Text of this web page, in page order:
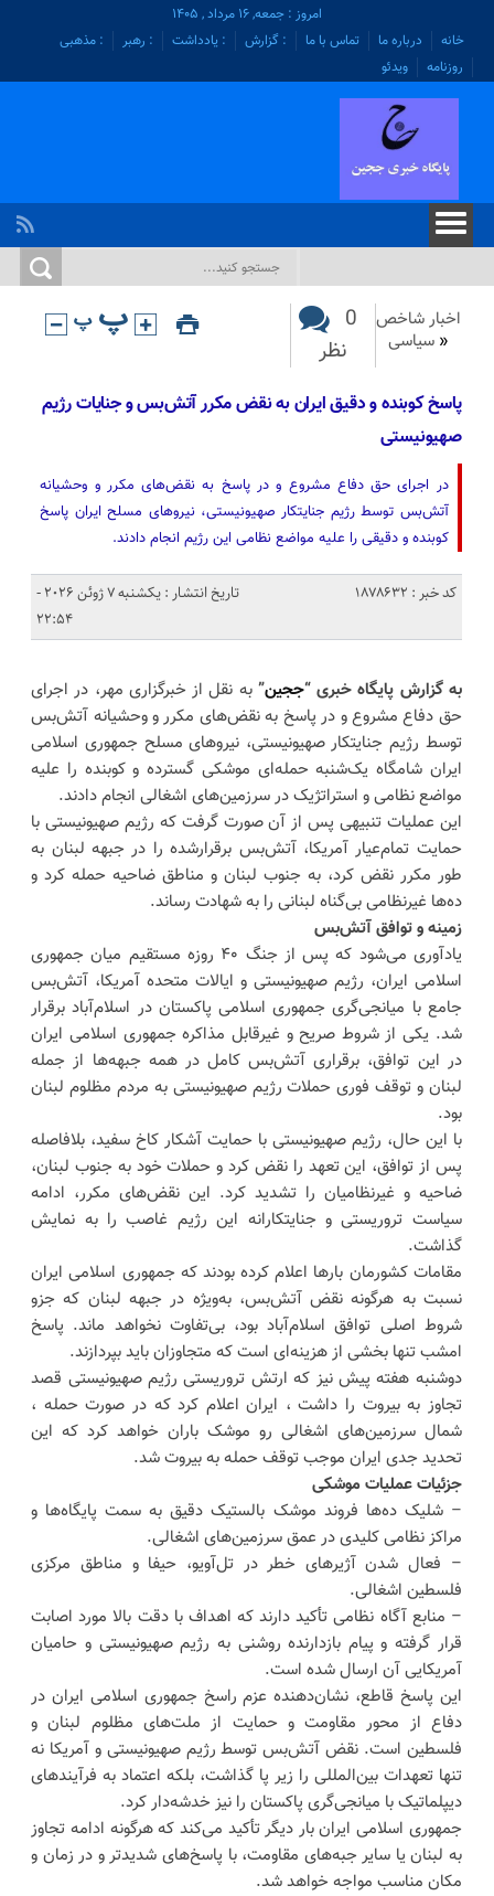
امروز : جمعه, ۱۶ مرداد , ۱۴۰۵
خانه
درباره ما تماس با ما : گزارش : یادداشت : رهبر
: مذهبی
روزنامه
ویدئو
اخبار شاخص
« سیاسی
0
نظر
پاسخ کوبنده و دقیق ایران به نقض مکرر آتش‌بس و جنایات رژیم
صهیونیستی
در اجرای حق دفاع مشروع و در پاسخ به نقض‌های مکرر و وحشیانه
آتش‌بس توسط رژیم جنایتکار صهیونیستی، نیروهای مسلح ایران پاسخ
کوبنده و دقیقی را علیه مواضع نظامی این رژیم انجام دادند.
کد خبر : 1878632
تاریخ انتشار : یکشنبه 7 ژوئن 2026 -
22:54
به گزارش پایگاه خبری “ججین”به نقل از خبرگزاری مهر، در اجرای
حق دفاع مشروع و در پاسخ به نقض‌های مکرر و وحشیانه آتش‌بس
توسط رژیم جنایتکار صهیونیستی، نیروهای مسلح جمهوری اسلامی
ایران شامگاه یک‌شنبه حمله‌ای موشکی گسترده و کوبنده را علیه
مواضع نظامی و استراتژیک در سرزمین‌های اشغالی انجام دادند.
این عملیات تنبیهی پس از آن صورت گرفت که رژیم صهیونیستی با
حمایت تمام‌عیار آمریکا، آتش‌بس برقرارشده را در جبهه لبنان به
طور مکرر نقض کرد، به جنوب لبنان و مناطق ضاحیه حمله کرد و
ده‌ها غیرنظامی بی‌گناه لبنانی را به شهادت رساند.
زمینه و توافق آتش‌بس
یادآوری می‌شود که پس از جنگ ۴۰ روزه مستقیم میان جمهوری
اسلامی ایران، رژیم صهیونیستی و ایالات متحده آمریکا، آتش‌بس
جامع با میانجی‌گری جمهوری اسلامی پاکستان در اسلام‌آباد برقرار
شد. یکی از شروط صریح و غیرقابل مذاکره جمهوری اسلامی ایران
در این توافق، برقراری آتش‌بس کامل در همه جبهه‌ها از جمله
لبنان و توقف فوری حملات رژیم صهیونیستی به مردم مظلوم لبنان
بود.
با این حال، رژیم صهیونیستی با حمایت آشکار کاخ سفید، بلافاصله
پس از توافق، این تعهد را نقض کرد و حملات خود به جنوب لبنان،
ضاحیه و غیرنظامیان را تشدید کرد. این نقض‌های مکرر، ادامه
سیاست تروریستی و جنایتکارانه این رژیم غاصب را به نمایش
گذاشت.
مقامات کشورمان بارها اعلام کرده بودند که جمهوری اسلامی ایران
نسبت به هرگونه نقض آتش‌بس، به‌ویژه در جبهه لبنان که جزو
شروط اصلی توافق اسلام‌آباد بود، بی‌تفاوت نخواهد ماند. پاسخ
امشب تنها بخشی از هزینه‌ای است که متجاوزان باید بپردازند.
دوشنبه هفته پیش نیز که ارتش تروریستی رژیم صهیونیستی قصد
تجاوز به بیروت را داشت ، ایران اعلام کرد که در صورت حمله ،
شمال سرزمین‌های اشغالی رو موشک باران خواهد کرد که این
تحدید جدی ایران موجب توقف حمله به بیروت شد.
جزئیات عملیات موشکی
– شلیک ده‌ها فروند موشک بالستیک دقیق به سمت پایگاه‌ها و
مراکز نظامی کلیدی در عمق سرزمین‌های اشغالی.
– فعال شدن آژیرهای خطر در تل‌آویو، حیفا و مناطق مرکزی
فلسطین اشغالی.
– منابع آگاه نظامی تأکید دارند که اهداف با دقت بالا مورد اصابت
قرار گرفته و پیام بازدارنده روشنی به رژیم صهیونیستی و حامیان
آمریکایی آن ارسال شده است.
این پاسخ قاطع، نشان‌دهنده عزم راسخ جمهوری اسلامی ایران در
دفاع از محور مقاومت و حمایت از ملت‌های مظلوم لبنان و
فلسطین است. نقض آتش‌بس توسط رژیم صهیونیستی و آمریکا نه
تنها تعهدات بین‌المللی را زیر پا گذاشت، بلکه اعتماد به فرآیندهای
دیپلماتیک با میانجی‌گری پاکستان را نیز خدشه‌دار کرد.
جمهوری اسلامی ایران بار دیگر تأکید می‌کند که هرگونه ادامه تجاوز
به لبنان یا سایر جبه‌های مقاومت، با پاسخ‌های شدیدتر و در زمان و
مکان مناسب مواجه خواهد شد.